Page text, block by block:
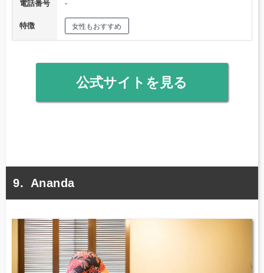
電話番号
‐
特徴 女性もおすすめ
公式サイトを見る
Ananda